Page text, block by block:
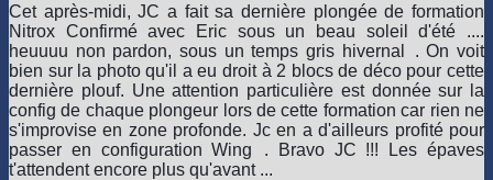
Cet après-midi, JC a fait sa dernière plongée de formation
Nitrox Confirmé avec Eric sous un beau soleil d'été ....
heuuuu non pardon, sous un temps gris hivernal
. On voit
bien sur la photo qu'il a eu droit à 2 blocs de déco pour cette
dernière plouf. Une attention particulière est donnée sur la
config de chaque plongeur lors de cette formation car rien ne
s'improvise en zone profonde. Jc en a d'ailleurs profité pour
passer en configuration Wing
. Bravo JC !!! Les épaves
t'attendent encore plus qu'avant ...